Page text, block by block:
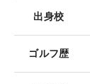
出身校
ゴルフ歴